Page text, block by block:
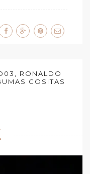
RONALDO
COSITAS